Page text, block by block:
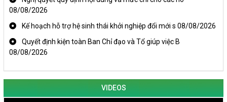
08/08/2026
Kế hoạch hỗ trợ hệ sinh thái khởi nghiệp đổi mới s 08/08/2026
Quyết định kiện toàn Ban Chỉ đạo và Tổ giúp việc B
08/08/2026
VIDEOS
KHAI MẠC TECHFEST 2024
TRAILER TECHFEST DAKLAK 2024 OK1